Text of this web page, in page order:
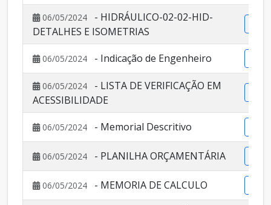
06/05/2024
- HIDRÁULICO-02-02-HID-
DETALHES E ISOMETRIAS
06/05/2024 - Indicação de Engenheiro
06/05/2024
- LISTA DE VERIFICAÇÃO EM
ACESSIBILIDADE
06/05/2024 - Memorial Descritivo
06/05/2024 - PLANILHA ORÇAMENTÁRIA
06/05/2024 - MEMORIA DE CALCULO